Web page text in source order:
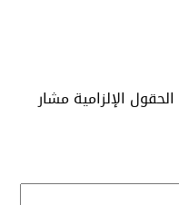
الحقول الإلزامية مشار